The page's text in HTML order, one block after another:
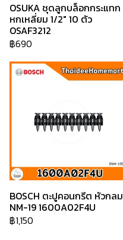
OSUKA ชุดลูกบล็อกกระแทก
หกเหลี่ยม 1/2" 10 ตัว
OSAF3212
฿690
BOSCH ตะปูคอนกรีต หัวกลม
NM-19 1600A02F4U
฿1,150